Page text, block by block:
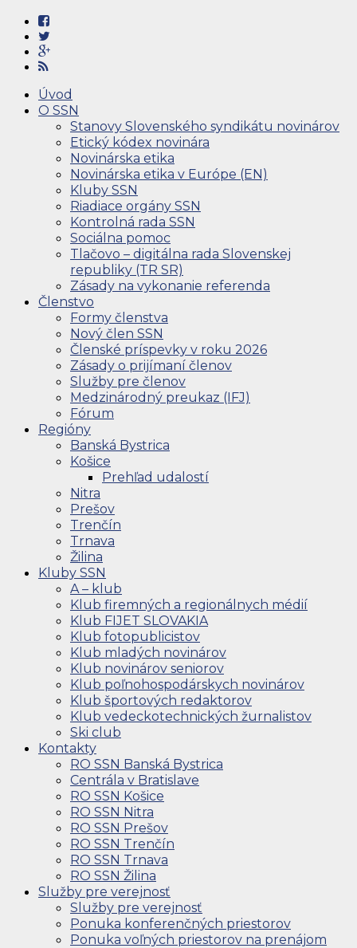
Úvod
O SSN
Stanovy Slovenského syndikátu novinárov
Etický kódex novinára
Novinárska etika
Novinárska etika v Európe (EN)
Kluby SSN
Riadiace orgány SSN
Kontrolná rada SSN
Sociálna pomoc
Tlačovo – digitálna rada Slovenskej
republiky (TR SR)
Zásady na vykonanie referenda
Členstvo
Formy členstva
Nový člen SSN
Členské príspevky v roku 2026
Zásady o prijímaní členov
Služby pre členov
Medzinárodný preukaz (IFJ)
Fórum
Regióny
Banská Bystrica
Košice
Prehľad udalostí
Nitra
Prešov
Trenčín
Trnava
Žilina
Kluby SSN
A – klub
Klub firemných a regionálnych médií
Klub FIJET SLOVAKIA
Klub fotopublicistov
Klub mladých novinárov
Klub novinárov seniorov
Klub poľnohospodárskych novinárov
Klub športových redaktorov
Klub vedeckotechnických žurnalistov
Ski club
Kontakty
RO SSN Banská Bystrica
Centrála v Bratislave
RO SSN Košice
RO SSN Nitra
RO SSN Prešov
RO SSN Trenčín
RO SSN Trnava
RO SSN Žilina
Služby pre verejnosť
Služby pre verejnosť
Ponuka konferenčných priestorov
Ponuka voľných priestorov na prenájom